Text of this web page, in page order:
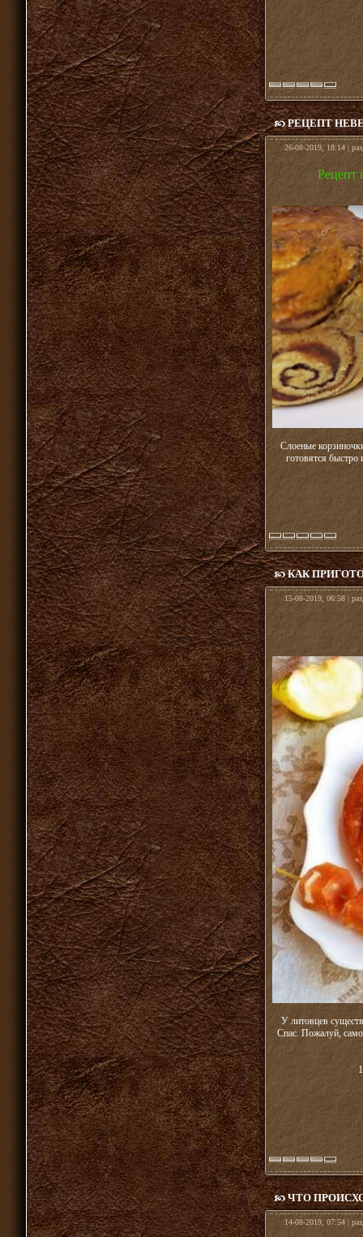
РЕЦЕПТ
26-08-2019, 18:14 |
Рецепт
Слоеные
готовятся быстро
КАК
15-08-2019, 06:58 |
У литовцев
Спас. Пожалуй,
ЧТО
14-08-2019, 07:54 |